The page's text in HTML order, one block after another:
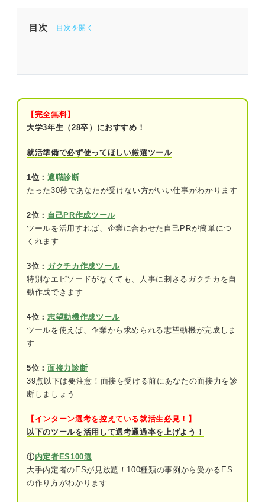
目次
そもそも保険の役割とは？
インターン参加前に保険に加入しておく2つのメリ
①安心してインターンに参加することがで
②万が一のことが起こったときも自分を守
他人事じゃない！ インターンにおける4つの損害ケ
①自分が怪我をしてしまった
③会社の備品を破損してしまった
備えあれば憂いなし！ 保険に加入すべきか迷った
ら入っておくのがおすすめ
要チェック！ インターン参加前に入っておくと良
い保険の種類
険）
②学研災付帯賠償責任保険（付帯賠償）
【完全無料】
大学3年生（28卒）におすすめ！
就活準備で必ず使ってほしい厳選ツール
1位： 適職診断
たった30秒であなたが受けない方がいい仕事がわかります
2位： 自己PR作成ツール
ツールを活用すれば、企業に合わせた自己PRが簡単につ
くれます
3位： ガクチカ作成ツール
特別なエピソードがなくても、人事に刺さるガクチカを自
動作成できます
4位： 志望動機作成ツール
ツールを使えば、企業から求められる志望動機が完成しま
す
5位： 面接力診断
39点以下は要注意！面接を受ける前にあなたの面接力を診
断しましょう
【インターン選考を控えている就活生必見！】
以下のツールを活用して選考通過率を上げよう！
①内定者ES100選
大手内定者のESが見放題！100種類の事例から受かるES
の作り方がわかります
インターンで起こりうる不測の事態に備えて保険への加入
を検討しよう！
そもそも保険の役割とは？
インターン参加前に保険に加入しておく2つのメリット
①安心してインターンに参加することができる